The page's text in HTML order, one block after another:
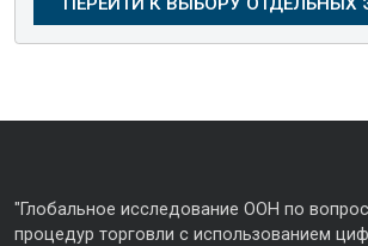
"Глобальное исследование ООН по
процедур торговли с использованием